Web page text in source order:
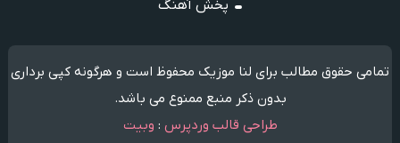
پخش آهنگ
تمامی حقوق مطالب برای لنا موزیک محفوظ است و هرگونه کپی برداری
بدون ذکر منبع ممنوع می باشد.
طراحی قالب وردپرس : وبیت